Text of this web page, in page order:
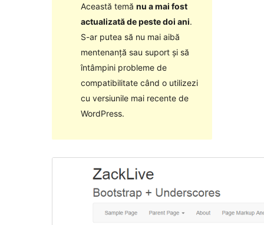
Această temă nu a mai fost
actualizată de peste doi ani.
S-ar putea să nu mai aibă
mentenanță sau suport și să
întâmpini probleme de
compatibilitate când o utilizezi
cu versiunile mai recente de
WordPress.